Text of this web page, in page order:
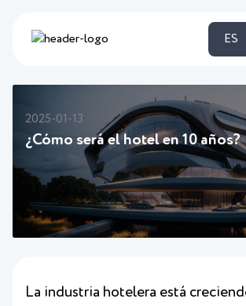
ES
2025-01-13
¿Cómo será el hotel en 10 años?
La industria hotelera está